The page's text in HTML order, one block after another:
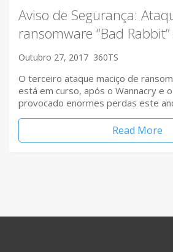
Aviso de Segurança:
ransomware “Bad
Outubro 27, 2017 360TS
O terceiro ataque maciço de
está em curso, após o Wannacry e
provocado enormes perdas este
Read More